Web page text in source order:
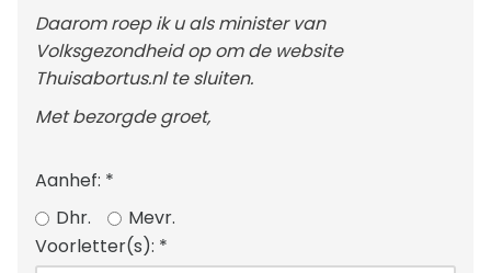
Daarom roep ik u als minister van
Volksgezondheid op om de website
Thuisabortus.nl te sluiten.
Met bezorgde groet,
Aanhef: *
Dhr.
Mevr.
Voorletter(s): *